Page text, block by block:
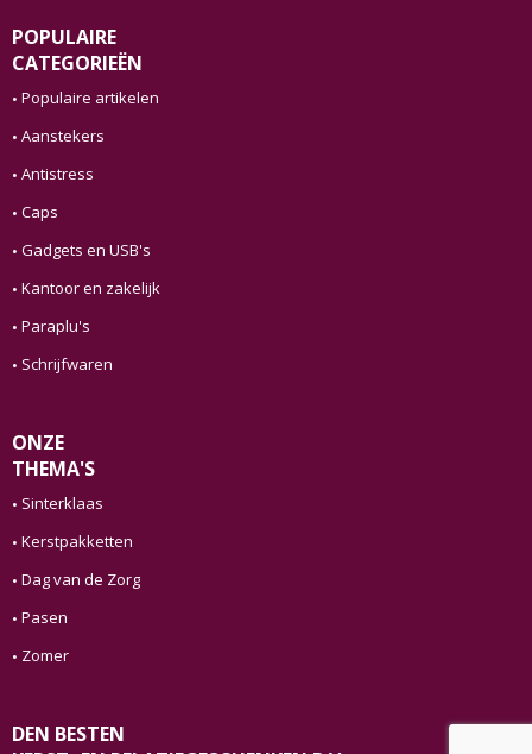
POPULAIRE
CATEGORIEËN
Populaire artikelen
Aanstekers
Antistress
Caps
Gadgets en USB's
Kantoor en zakelijk
Paraplu's
Schrijfwaren
ONZE
THEMA'S
Sinterklaas
Kerstpakketten
Dag van de Zorg
Pasen
Zomer
DEN BESTEN